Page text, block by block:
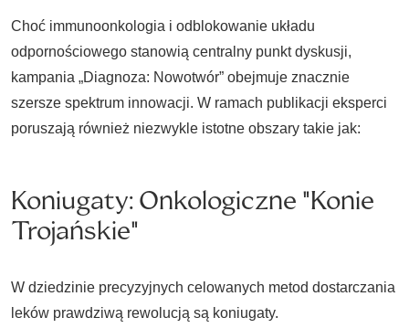
Choć immunoonkologia i odblokowanie układu
odpornościowego stanowią centralny punkt dyskusji,
kampania „Diagnoza: Nowotwór” obejmuje znacznie
szersze spektrum innowacji. W ramach publikacji eksperci
poruszają również niezwykle istotne obszary takie jak:
Koniugaty: Onkologiczne "Konie
Trojańskie"
W dziedzinie precyzyjnych celowanych metod dostarczania
leków prawdziwą rewolucją są koniugaty.